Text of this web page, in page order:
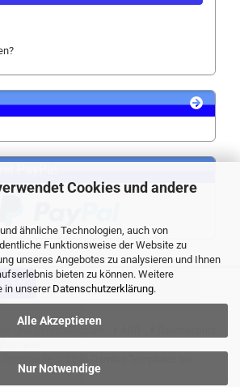
Cookies und andere
ähnliche Technologien, auch von
Funktionsweise der Website zu
unseres Angebotes zu analysieren und Ihnen
bieten zu können. Weitere
in unserer Datenschutzerklärung.
Alle Akzeptieren
Nur Notwendige
und Versandkosten